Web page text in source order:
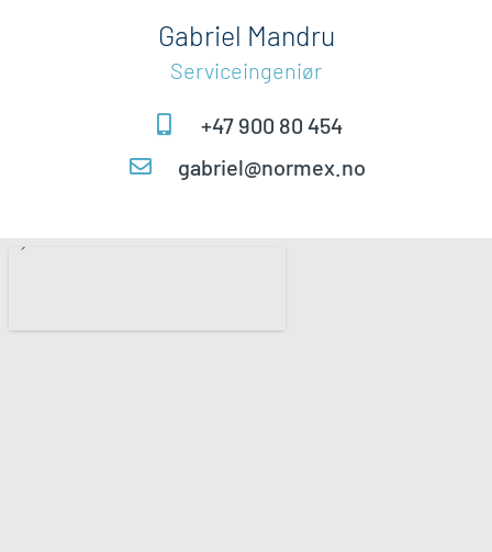
Gabriel Mandru
Serviceingeniør
+47 900 80 454
gabriel@normex.no